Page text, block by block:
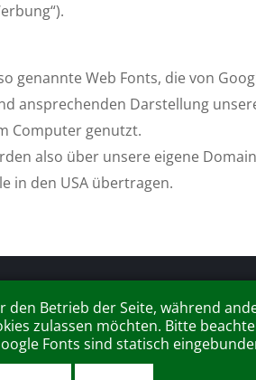
genannte Web Fonts, die von
ansprechenden Darstellung
Computer genutzt.
also über unsere eigene
in den USA übertragen.
|DISCLAIMER|IMPRESSUM
Betrieb der Seite, während
zulassen möchten. Bitte
Fonts sind statisch